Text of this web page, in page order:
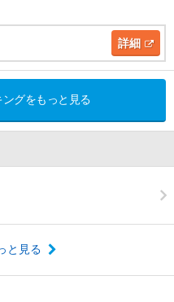
詳細
グをもっと見る
と見る